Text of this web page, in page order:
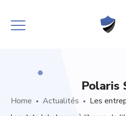
Polaris
Home Actualités
Les